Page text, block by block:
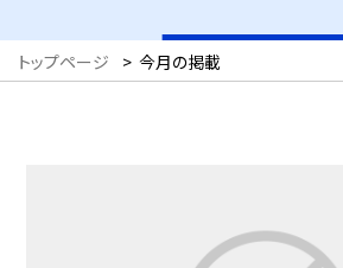
トップページ > 今月の掲載